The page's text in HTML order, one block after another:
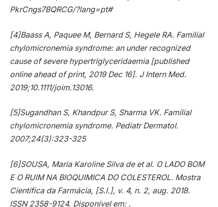
PkrCngs7BQRCG/?lang=pt#
[4]Baass A, Paquee M, Bernard S, Hegele RA. Familial
chylomicronemia syndrome: an under recognized
cause of severe hypertriglyceridaemia [published
online ahead of print, 2019 Dec 16]. J Intern Med.
2019;10.1111/joim.13016.
[5]Sugandhan S, Khandpur S, Sharma VK. Familial
chylomicronemia syndrome. Pediatr Dermatol.
2007;24(3):323-325
[6]SOUSA, Maria Karoline Silva de et al. O LADO BOM
E O RUIM NA BIOQUIMICA DO COLESTEROL. Mostra
Científica da Farmácia, [S.l.], v. 4, n. 2, aug. 2018.
ISSN 2358-9124. Disponível em: .